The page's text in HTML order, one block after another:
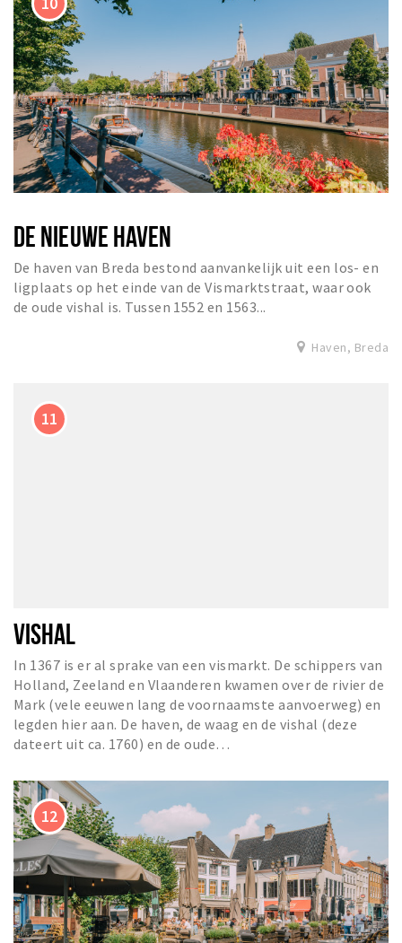
DE NIEUWE HAVEN
De haven van Breda bestond aanvankelijk uit een los- en
ligplaats op het einde van de Vismarktstraat, waar ook
de oude vishal is. Tussen 1552 en 1563...
Haven, Breda
VISHAL
In 1367 is er al sprake van een vismarkt. De schippers van
Holland, Zeeland en Vlaanderen kwamen over de rivier de
Mark (vele eeuwen lang de voornaamste aanvoerweg) en
legden hier aan. De haven, de waag en de vishal (deze
dateert uit ca. 1760) en de oude…